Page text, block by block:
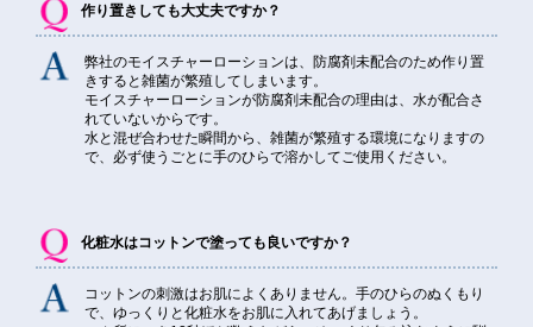
作り置きしても大丈夫ですか？
弊社のモイスチャーローションは、防腐剤未配合のため作り置
きすると雑菌が繁殖してしまいます。
モイスチャーローションが防腐剤未配合の理由は、水が配合さ
れていないからです。
水と混ぜ合わせた瞬間から、雑菌が繁殖する環境になりますの
で、必ず使うごとに手のひらで溶かしてご使用ください。
化粧水はコットンで塗っても良いですか？
コットンの刺激はお肌によくありません。手のひらのぬくもり
で、ゆっくりと化粧水をお肌に入れてあげましょう。